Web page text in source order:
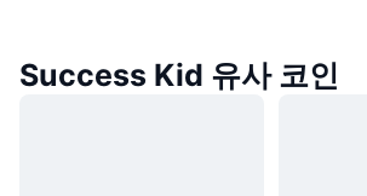
Success Kid 유사 코인